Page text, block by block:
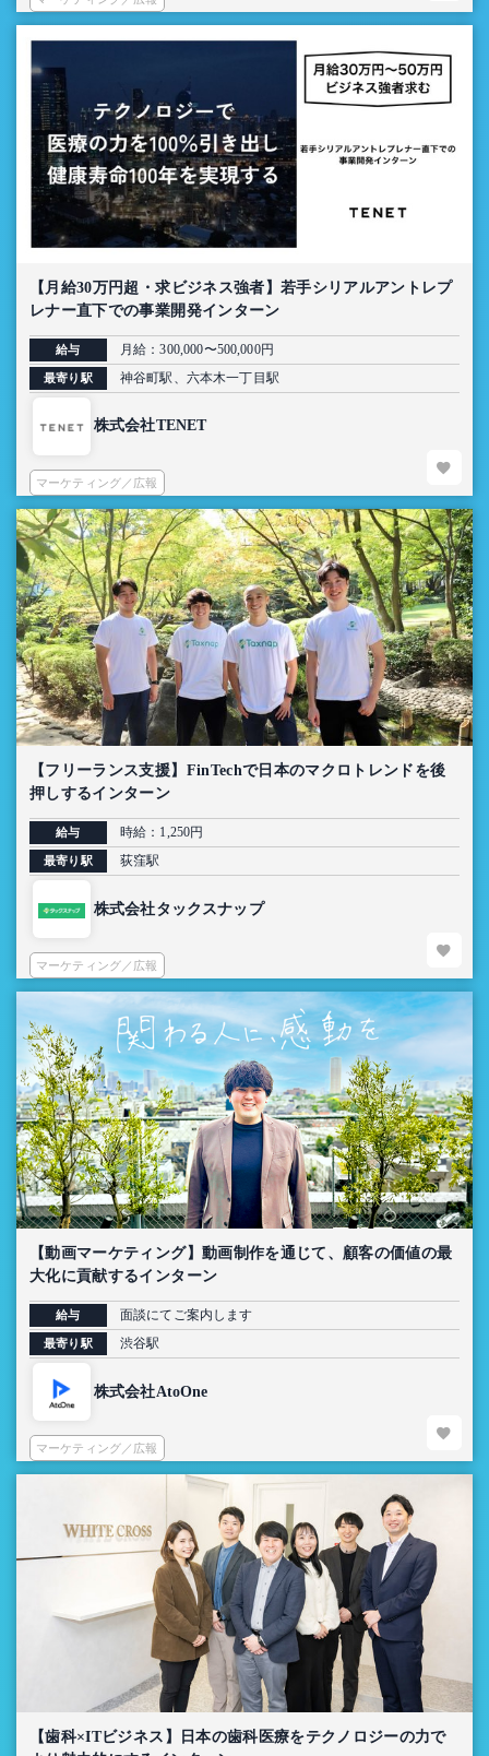
【月給30万円超・求ビジネス強者】若手シリアルアントレプ
レナー直下での事業開発インターン
給与 月給：300,000〜500,000円
最寄り駅 神谷町駅、六本木一丁目駅
株式会社TENET
マーケティング／広報
【フリーランス支援】FinTechで日本のマクロトレンドを後
押しするインターン
給与 時給：1,250円
最寄り駅 荻窪駅
株式会社タックスナップ
マーケティング／広報
【動画マーケティング】動画制作を通じて、顧客の価値の最
大化に貢献するインターン
給与 面談にてご案内します
最寄り駅 渋谷駅
株式会社AtoOne
マーケティング／広報
【歯科×ITビジネス】日本の歯科医療をテクノロジーの力で